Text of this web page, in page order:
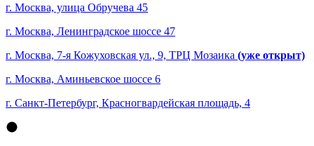
г. Москва, улица Обручева 45
г. Москва, Ленинградское шоссе 47
г. Москва, 7-я Кожуховская ул., 9, ТРЦ Мозаика (уже открыт)
г. Москва, Аминьевское шоссе 6
г. Санкт-Петербург, Красногвардейская площадь, 4